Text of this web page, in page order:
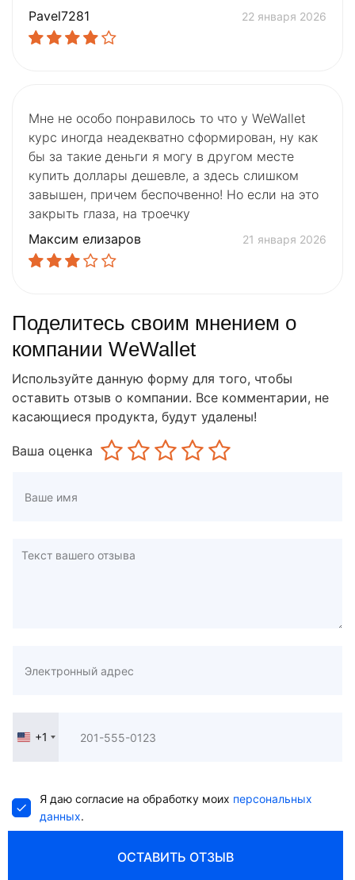
Pavel7281
22 января 2026
Мне не особо понравилось то что у WeWallet
курс иногда неадекватно сформирован, ну как
бы за такие деньги я могу в другом месте
купить доллары дешевле, а здесь слишком
завышен, причем беспочвенно! Но если на это
закрыть глаза, на троечку
Максим елизаров
21 января 2026
Поделитесь своим мнением о
компании WeWallet
Используйте данную форму для того, чтобы
оставить отзыв о компании. Все комментарии, не
касающиеся продукта, будут удалены!
Ваша оценка
United
+1
Я даю согласие на обработку моих персональных
данных.
ОСТАВИТЬ ОТЗЫВ